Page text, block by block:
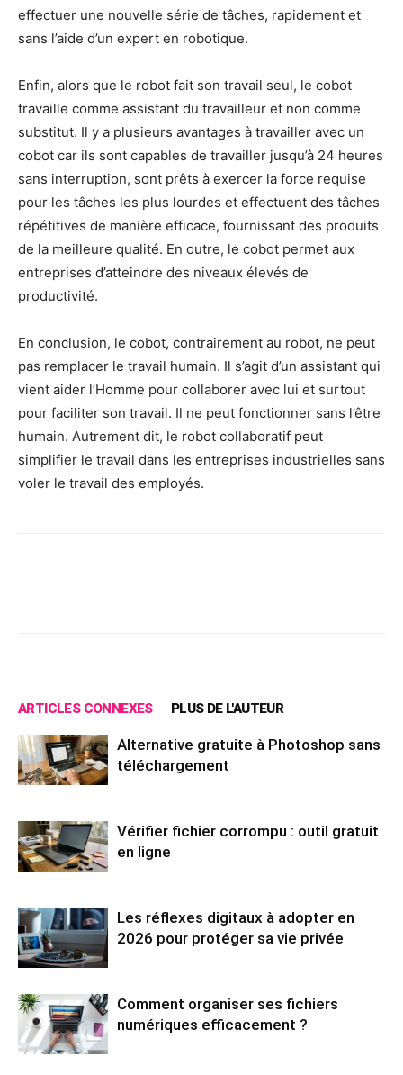
effectuer une nouvelle série de tâches, rapidement et
sans l’aide d’un expert en robotique.
Enfin, alors que le robot fait son travail seul, le cobot
travaille comme assistant du travailleur et non comme
substitut. Il y a plusieurs avantages à travailler avec un
cobot car ils sont capables de travailler jusqu’à 24 heures
sans interruption, sont prêts à exercer la force requise
pour les tâches les plus lourdes et effectuent des tâches
répétitives de manière efficace, fournissant des produits
de la meilleure qualité. En outre, le cobot permet aux
entreprises d’atteindre des niveaux élevés de
productivité.
En conclusion, le cobot, contrairement au robot, ne peut
pas remplacer le travail humain. Il s’agit d’un assistant qui
vient aider l’Homme pour collaborer avec lui et surtout
pour faciliter son travail. Il ne peut fonctionner sans l’être
humain. Autrement dit, le robot collaboratif peut
simplifier le travail dans les entreprises industrielles sans
voler le travail des employés.
ARTICLES CONNEXES PLUS DE L'AUTEUR
Alternative gratuite à Photoshop sans
téléchargement
Vérifier fichier corrompu : outil gratuit
en ligne
Les réflexes digitaux à adopter en
2026 pour protéger sa vie privée
Comment organiser ses fichiers
numériques efficacement ?